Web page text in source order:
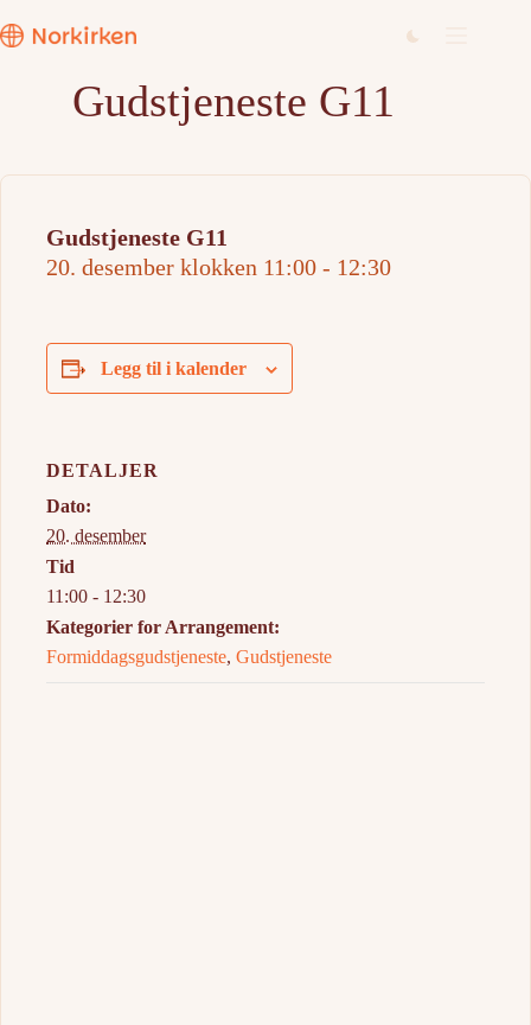
til
innholdet
Gudstjeneste G11
Gudstjeneste G11
20. desember klokken 11:00 - 12:30
Legg til i kalender
DETALJER
Dato:
20. desember
Tid
11:00 - 12:30
Kategorier for Arrangement:
Formiddagsgudstjeneste,Gudstjeneste